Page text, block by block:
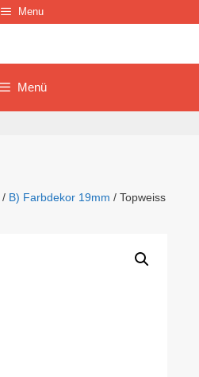
Menu
Menü
/ B) Farbdekor 19mm / Topweiss